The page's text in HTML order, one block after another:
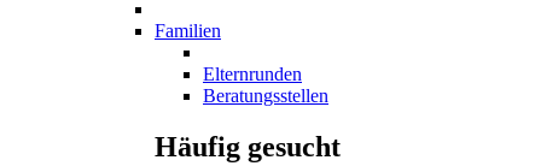
Familien
Elternrunden
Beratungsstellen
Häufig gesucht